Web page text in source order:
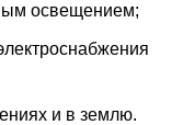
освещением;
и в землю.